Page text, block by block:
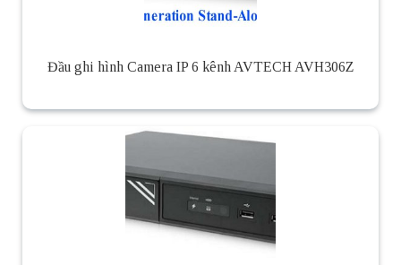
Đầu ghi hình Camera IP 6 kênh AVTECH AVH306Z